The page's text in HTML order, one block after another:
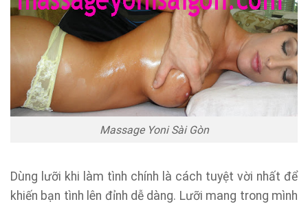
Massage Yoni Sài Gòn
Dùng lưỡi khi làm tình chính là cách tuyệt vời nhất để
khiến bạn tình lên đỉnh dễ dàng. Lưỡi mang trong mình